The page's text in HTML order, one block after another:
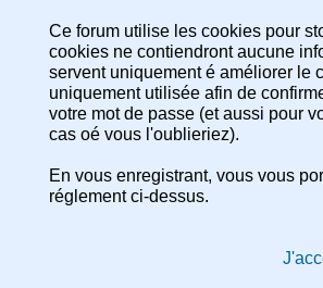
Ce forum utilise les cookies pour
cookies ne contiendront aucune
servent uniquement é améliorer le
uniquement utilisée afin de
votre mot de passe (et aussi pour
cas oé vous l'oublieriez).
En vous enregistrant, vous vous
réglement ci-dessus.